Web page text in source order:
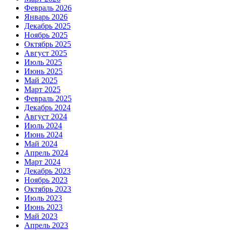
Февраль 2026
Январь 2026
Декабрь 2025
Ноябрь 2025
Октябрь 2025
Август 2025
Июль 2025
Июнь 2025
Май 2025
Март 2025
Февраль 2025
Декабрь 2024
Август 2024
Июль 2024
Июнь 2024
Май 2024
Апрель 2024
Март 2024
Декабрь 2023
Ноябрь 2023
Октябрь 2023
Июль 2023
Июнь 2023
Май 2023
Апрель 2023